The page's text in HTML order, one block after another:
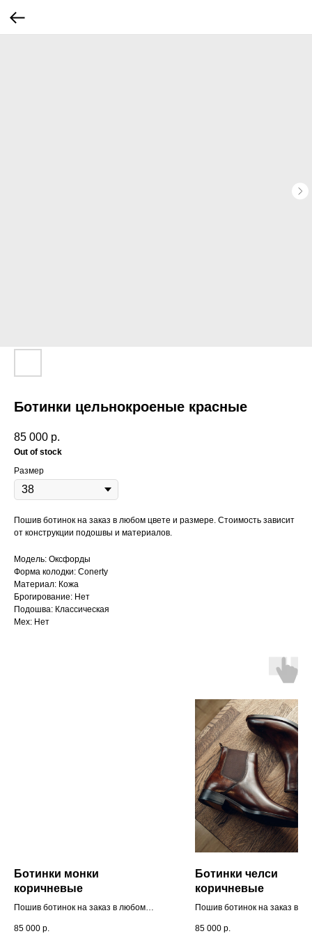
Ботинки цельнокроеные красные
85 000 р.
Out of stock
Размер
Пошив ботинок на заказ в любом цвете и размере. Стоимость зависит
от конструкции подошвы и материалов.
Модель: Оксфорды
Форма колодки: Conerty
Материал: Кожа
Брогирование: Нет
Подошва: Классическая
Мех: Нет
Ботинки монки
коричневые
Пошив ботинок на заказ в любом
от конструкции подошвы и
85 000 р.
Ботинки челси
коричневые
Пошив ботинок на заказ в
от конструкции подошвы и
85 000 р.